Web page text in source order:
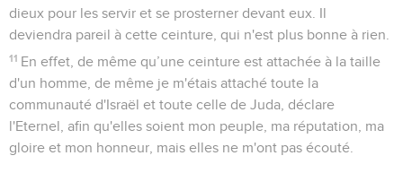
dieux pour les servir et se prosterner devant eux. Il
deviendra pareil à cette ceinture, qui n'est plus bonne à rien.
11 En effet, de même qu’une ceinture est attachée à la taille
d'un homme, de même je m'étais attaché toute la
communauté d'Israël et toute celle de Juda, déclare
l'Eternel, afin qu'elles soient mon peuple, ma réputation, ma
gloire et mon honneur, mais elles ne m'ont pas écouté.